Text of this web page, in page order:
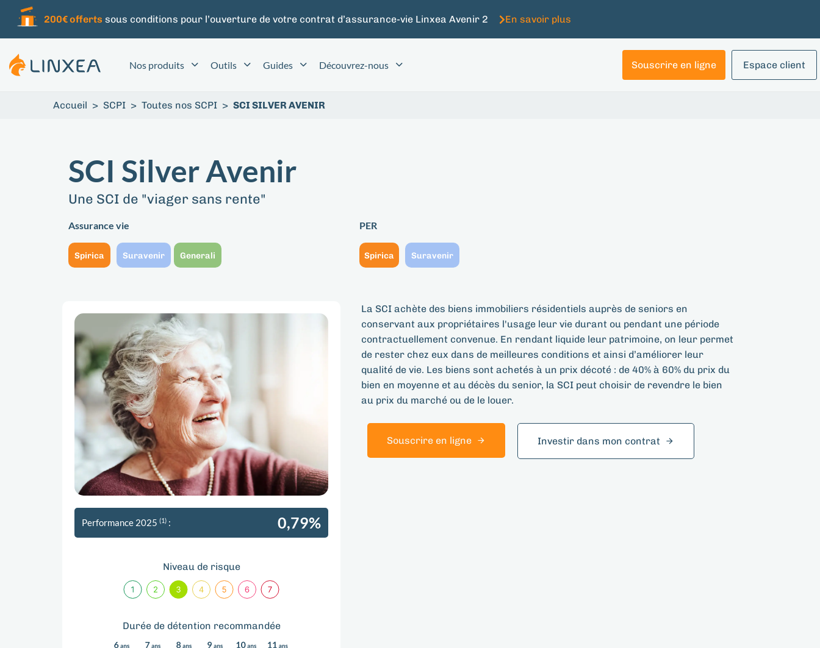
200€ offerts sous conditions pour l’ouverture de votre contrat d’assurance-vie Linxea Avenir 2 En savoir plus
Nos produits Outils Guides Découvrez-nous Souscrire en ligne Espace client
Accueil > SCPI > Toutes nos SCPI > SCI SILVER AVENIR
SCI Silver Avenir
Une SCI de "viager sans rente"
Assurance vie
Spirica Suravenir Generali
PER
Spirica Suravenir
Performance 2025 (1) : 0,79%
Niveau de risque
Durée de détention recommandée
La SCI achète des biens immobiliers résidentiels auprès de seniors en
conservant aux propriétaires l'usage leur vie durant ou pendant une période
contractuellement convenue. En rendant liquide leur patrimoine, on leur permet
de rester chez eux dans de meilleures conditions et ainsi d’améliorer leur
qualité de vie. Les biens sont achetés à un prix décoté : de 40% à 60% du prix du
bien en moyenne et au décès du senior, la SCI peut choisir de revendre le bien
au prix du marché ou de le louer.
Souscrire en ligne Investir dans mon contrat